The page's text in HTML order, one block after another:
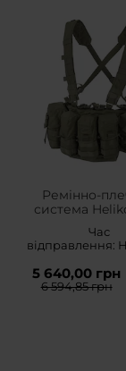
Ремінно-
система
Adaptive
Час
відправлення:
5 640,00 грн
6 594,85 грн